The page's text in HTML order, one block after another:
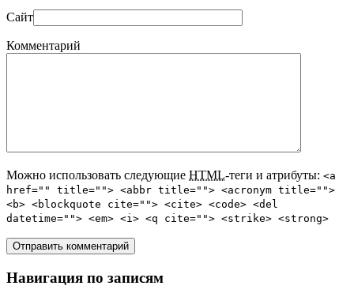
Сайт
Комментарий
Можно использовать следующие HTML-теги и атрибуты: <a
href="" title=""> <abbr title=""> <acronym title="">
<b> <blockquote cite=""> <cite> <code> <del
datetime=""> <em> <i> <q cite=""> <strike> <strong>
Навигация по записям